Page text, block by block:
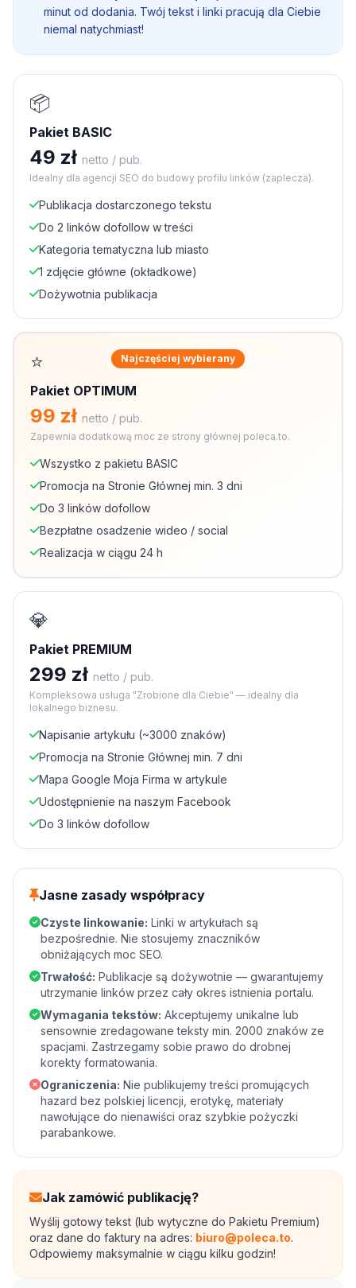
minut od dodania. Twój tekst i linki pracują dla Ciebie
niemal natychmiast!
📦
Pakiet BASIC
49 zł netto / pub.
Idealny dla agencji SEO do budowy profilu linków (zaplecza).
Publikacja dostarczonego tekstu
Do 2 linków dofollow w treści
Kategoria tematyczna lub miasto
1 zdjęcie główne (okładkowe)
Dożywotnia publikacja
Najczęściej wybierany
⭐
Pakiet OPTIMUM
99 zł netto / pub.
Zapewnia dodatkową moc ze strony głównej poleca.to.
Wszystko z pakietu BASIC
Promocja na Stronie Głównej min. 3 dni
Do 3 linków dofollow
Bezpłatne osadzenie wideo / social
Realizacja w ciągu 24 h
💎
Pakiet PREMIUM
299 zł netto / pub.
Kompleksowa usługa "Zrobione dla Ciebie" — idealny dla
lokalnego biznesu.
Napisanie artykułu (~3000 znaków)
Promocja na Stronie Głównej min. 7 dni
Mapa Google Moja Firma w artykule
Udostępnienie na naszym Facebook
Do 3 linków dofollow
Jasne zasady współpracy
Czyste linkowanie: Linki w artykułach są
bezpośrednie. Nie stosujemy znaczników
obniżających moc SEO.
Trwałość: Publikacje są dożywotnie — gwarantujemy
utrzymanie linków przez cały okres istnienia portalu.
Wymagania tekstów: Akceptujemy unikalne lub
sensownie zredagowane teksty min. 2000 znaków ze
spacjami. Zastrzegamy sobie prawo do drobnej
korekty formatowania.
Ograniczenia: Nie publikujemy treści promujących
hazard bez polskiej licencji, erotykę, materiały
nawołujące do nienawiści oraz szybkie pożyczki
parabankowe.
Jak zamówić publikację?
Wyślij gotowy tekst (lub wytyczne do Pakietu Premium)
oraz dane do faktury na adres: biuro@poleca.to.
Odpowiemy maksymalnie w ciągu kilku godzin!